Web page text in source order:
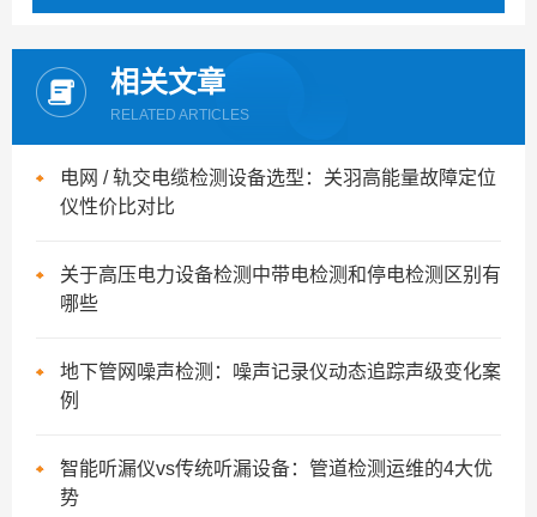
相关文章
RELATED ARTICLES
电网 / 轨交电缆检测设备选型：关羽高能量故障定位
仪性价比对比
关于高压电力设备检测中带电检测和停电检测区别有
哪些
地下管网噪声检测：噪声记录仪动态追踪声级变化案
例
智能听漏仪vs传统听漏设备：管道检测运维的4大优
势